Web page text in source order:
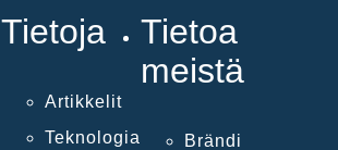
Tietoja
Artikkelit
Teknologia
Tietoa
meistä
Brändi